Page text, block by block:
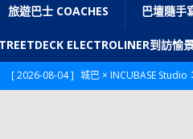
旅遊巴士 COACHES 巴壇隨手
ELECTROLINER到訪愉
[ 2026-08-04 ] 城巴 × INCUBASE